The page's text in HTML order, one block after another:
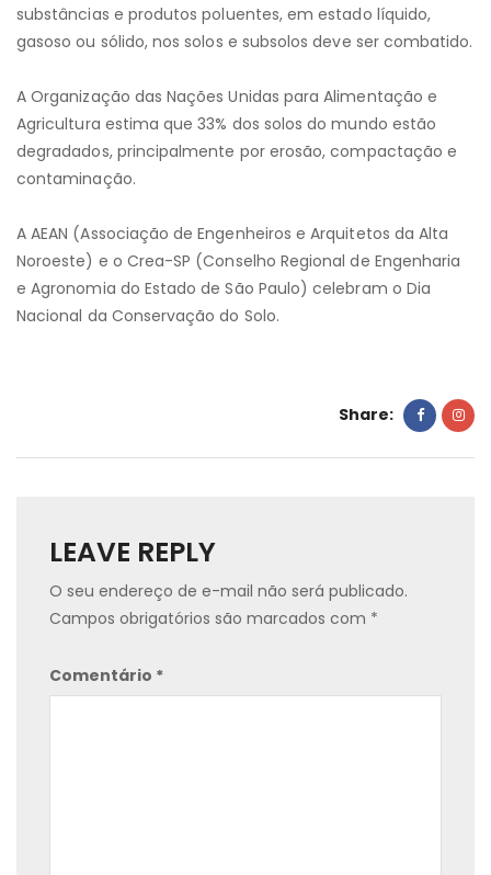
substâncias e produtos poluentes, em estado líquido,
gasoso ou sólido, nos solos e subsolos deve ser combatido.
A Organização das Nações Unidas para Alimentação e
Agricultura estima que 33% dos solos do mundo estão
degradados, principalmente por erosão, compactação e
contaminação.
A AEAN (Associação de Engenheiros e Arquitetos da Alta
Noroeste) e o Crea-SP (Conselho Regional de Engenharia
e Agronomia do Estado de São Paulo) celebram o Dia
Nacional da Conservação do Solo.
Share:
LEAVE REPLY
O seu endereço de e-mail não será publicado.
Campos obrigatórios são marcados com *
Comentário *